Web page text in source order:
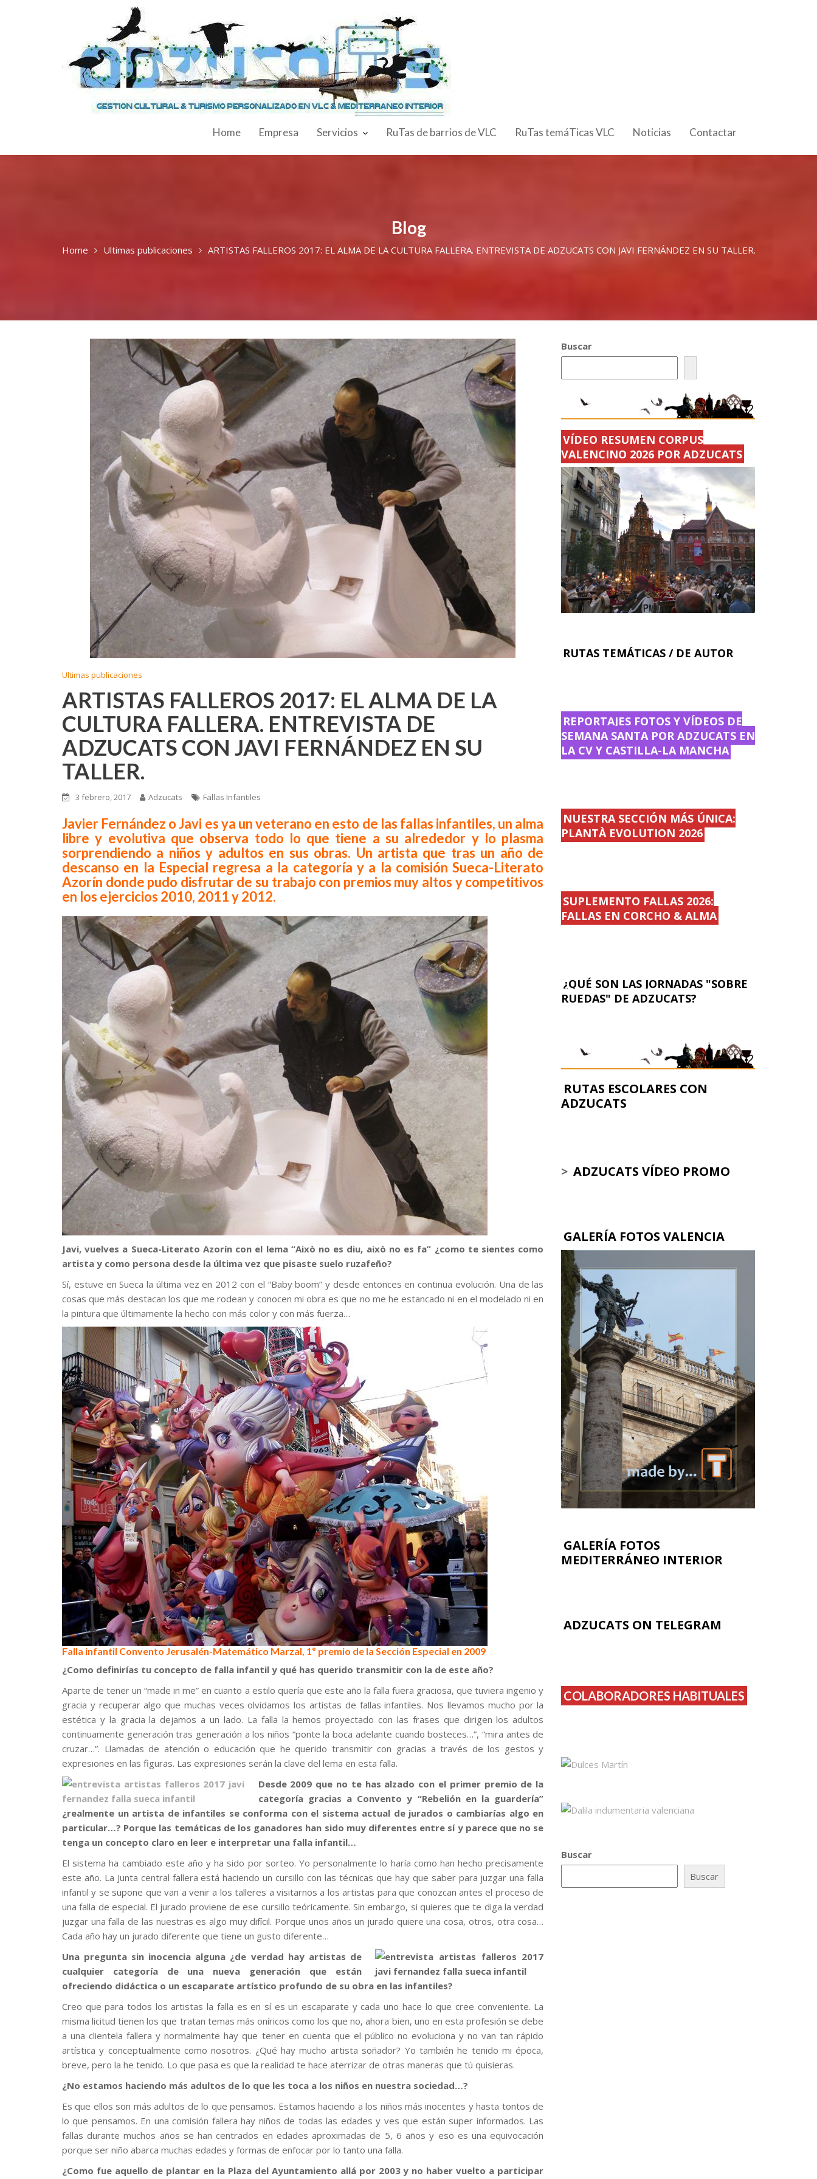
Home Empresa Servicios RuTas de barrios de VLC RuTas temáTicas VLC Noticias Contactar
Blog
Home Ultimas publicaciones ARTISTAS FALLEROS 2017: EL ALMA DE LA CULTURA FALLERA. ENTREVISTA DE ADZUCATS CON JAVI FERNÁNDEZ EN SU TALLER.
Ultimas publicaciones
ARTISTAS FALLEROS 2017: EL ALMA DE LA
CULTURA FALLERA. ENTREVISTA DE
ADZUCATS CON JAVI FERNÁNDEZ EN SU
TALLER.
3 febrero, 2017 Adzucats Fallas Infantiles
Javier Fernández o Javi es ya un veterano en esto de las fallas infantiles, un alma
libre y evolutiva que observa todo lo que tiene a su alrededor y lo plasma
sorprendiendo a niños y adultos en sus obras. Un artista que tras un año de
descanso en la Especial regresa a la categoría y a la comisión Sueca-Literato
Azorín donde pudo disfrutar de su trabajo con premios muy altos y competitivos
en los ejercicios 2010, 2011 y 2012.
Javi, vuelves a Sueca-Literato Azorín con el lema “Això no es diu, això no es fa” ¿como te sientes como
artista y como persona desde la última vez que pisaste suelo ruzafeño?
Sí, estuve en Sueca la última vez en 2012 con el “Baby boom” y desde entonces en continua evolución. Una de las
cosas que más destacan los que me rodean y conocen mi obra es que no me he estancado ni en el modelado ni en
la pintura que últimamente la hecho con más color y con más fuerza…
Falla infantil Convento Jerusalén-Matemático Marzal, 1º premio de la Sección Especial en 2009
¿Como definirías tu concepto de falla infantil y qué has querido transmitir con la de este año?
Aparte de tener un “made in me” en cuanto a estilo quería que este año la falla fuera graciosa, que tuviera ingenio y
gracia y recuperar algo que muchas veces olvidamos los artistas de fallas infantiles. Nos llevamos mucho por la
estética y la gracia la dejamos a un lado. La falla la hemos proyectado con las frases que dirigen los adultos
continuamente generación tras generación a los niños “ponte la boca adelante cuando bosteces…”, “mira antes de
cruzar…”. Llamadas de atención o educación que he querido transmitir con gracias a través de los gestos y
expresiones en las figuras. Las expresiones serán la clave del lema en esta falla.
Desde 2009 que no te has alzado con el primer premio de la
categoría gracias a Convento y “Rebelión en la guardería”
¿realmente un artista de infantiles se conforma con el sistema actual de jurados o cambiarías algo en
particular…? Porque las temáticas de los ganadores han sido muy diferentes entre sí y parece que no se
tenga un concepto claro en leer e interpretar una falla infantil…
El sistema ha cambiado este año y ha sido por sorteo. Yo personalmente lo haría como han hecho precisamente
este año. La Junta central fallera está haciendo un cursillo con las técnicas que hay que saber para juzgar una falla
infantil y se supone que van a venir a los talleres a visitarnos a los artistas para que conozcan antes el proceso de
una falla de especial. El jurado proviene de ese cursillo teóricamente. Sin embargo, si quieres que te diga la verdad
juzgar una falla de las nuestras es algo muy difícil. Porque unos años un jurado quiere una cosa, otros, otra cosa…
Cada año hay un jurado diferente que tiene un gusto diferente…
Una pregunta sin inocencia alguna ¿de verdad hay artistas de
cualquier categoría de una nueva generación que están
ofreciendo didáctica o un escaparate artístico profundo de su obra en las infantiles?
Creo que para todos los artistas la falla es en sí es un escaparate y cada uno hace lo que cree conveniente. La
misma licitud tienen los que tratan temas más oníricos como los que no, ahora bien, uno en esta profesión se debe
a una clientela fallera y normalmente hay que tener en cuenta que el público no evoluciona y no van tan rápido
artística y conceptualmente como nosotros. ¿Qué hay mucho artista soñador? Yo también he tenido mi época,
breve, pero la he tenido. Lo que pasa es que la realidad te hace aterrizar de otras maneras que tú quisieras.
¿No estamos haciendo más adultos de lo que les toca a los niños en nuestra sociedad…?
Es que ellos son más adultos de lo que pensamos. Estamos haciendo a los niños más inocentes y hasta tontos de
lo que pensamos. En una comisión fallera hay niños de todas las edades y ves que están super informados. Las
fallas durante muchos años se han centrados en edades aproximadas de 5, 6 años y eso es una equivocación
porque ser niño abarca muchas edades y formas de enfocar por lo tanto una falla.
¿Como fue aquello de plantar en la Plaza del Ayuntamiento allá por 2003 y no haber vuelto a participar
Buscar
VÍDEO RESUMEN CORPUS
VALENCINO 2026 POR ADZUCATS
RUTAS TEMÁTICAS / DE AUTOR
REPORTAJES FOTOS Y VÍDEOS DE
SEMANA SANTA POR ADZUCATS EN
LA CV Y CASTILLA-LA MANCHA
NUESTRA SECCIÓN MÁS ÚNICA:
PLANTÀ EVOLUTION 2026
SUPLEMENTO FALLAS 2026:
FALLAS EN CORCHO & ALMA
¿QUÉ SON LAS JORNADAS "SOBRE
RUEDAS" DE ADZUCATS?
RUTAS ESCOLARES CON
ADZUCATS
> ADZUCATS VÍDEO PROMO
GALERÍA FOTOS VALENCIA
GALERÍA FOTOS
MEDITERRÁNEO INTERIOR
ADZUCATS ON TELEGRAM
COLABORADORES HABITUALES
Buscar
Buscar